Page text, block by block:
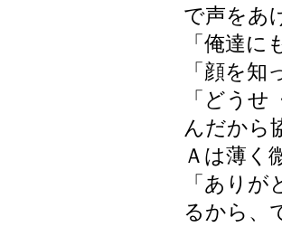
で声をあ
「俺達
「顔を
「どう
んだから
Ａは薄く
「あり
るから、